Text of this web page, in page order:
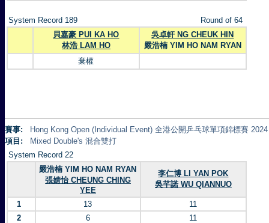
System Record 189
Round of 64
貝嘉豪 PUI KA HO
林浩 LAM HO
吳卓軒 NG CHEUK HIN
嚴浩楠 YIM HO NAM RYAN
棄權
賽事:
Hong Kong Open (Individual Event) 全港公開乒乓球單項錦標賽 2024
項目:
Mixed Double's 混合雙打
System Record 22
嚴浩楠 YIM HO NAM RYAN
張婧怡 CHEUNG CHING
YEE
李仁博 LI YAN POK
吳芊諾 WU QIANNUO
1 13
11
2
6
11